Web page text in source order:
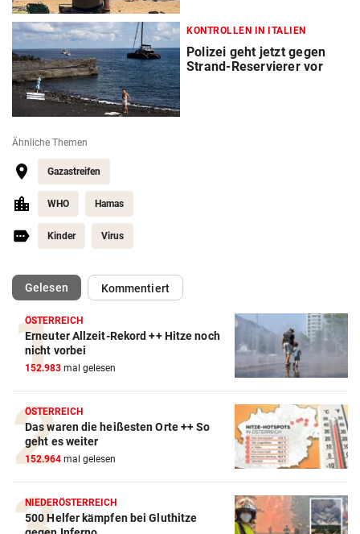
KONTROLLEN IN ITALIEN
Polizei geht jetzt gegen
Strand-Reservierer vor
Ähnliche Themen
Gazastreifen
WHO Hamas
Kinder Virus
Gelesen(ausgewählt)Kommentiert
ÖSTERREICH
Erneuter Allzeit-Rekord ++ Hitze noch
nicht vorbei
152.983 mal gelesen
ÖSTERREICH
Das waren die heißesten Orte ++ So
geht es weiter
152.964 mal gelesen
NIEDERÖSTERREICH
500 Helfer kämpfen bei Gluthitze